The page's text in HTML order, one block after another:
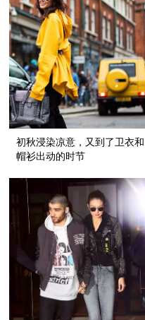
初秋浸染凉意，又到了卫衣和
帽衫出动的时节